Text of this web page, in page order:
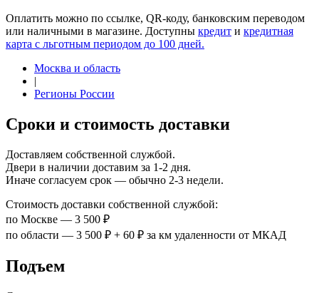
Оплатить можно по ссылке, QR-коду, банковским переводом
или наличными в магазине. Доступны кредит и кредитная
карта с льготным периодом до 100 дней.
Москва и область
|
Регионы России
Сроки и стоимость доставки
Доставляем собственной службой.
Двери в наличии доставим за 1-2 дня.
Иначе согласуем срок — обычно 2-3 недели.
Стоимость доставки собственной службой:
по Москве — 3 500 ₽
по области — 3 500 ₽ + 60 ₽ за км удаленности от МКАД
Подъем